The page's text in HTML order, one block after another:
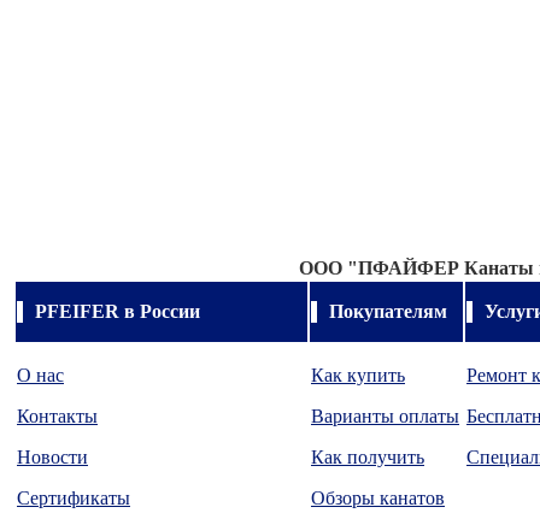
OOO "ПФАЙФЕР Канаты и
PFEIFER в России Покупателям
О нас
Контакты
Новости
Сертификаты
Как купить
Варианты оплаты
Как получить
Обзоры канатов
Ремонт